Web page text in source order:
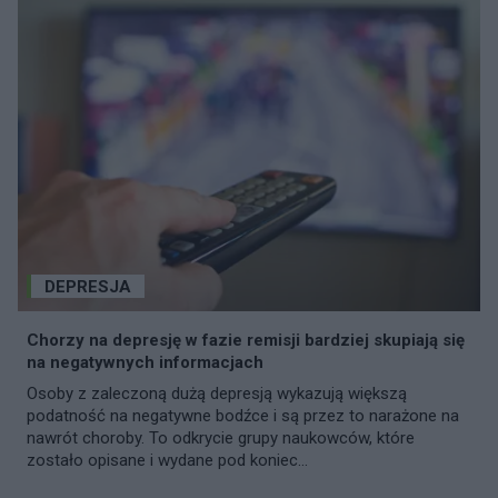
chorągiewką bez zasad. Ale post o tym
już skasował bo jakby to wyszło na jaw
tłumaczy się że miał inny powód. Ja mu
nie wierzę, bo ile razy na niektórych
obraża a mnie nazywa debilem i
upośledzonym. Mieliśmy się zwracać do
naszej rodziny i przyjaciół z prośbą o
pomoc ale ci nie chcą nam pomagać.
po prostu czujemy bezradni że nikt
że sami zachowują się toksycznie.. Ba!
jeszcze jednego innego mojego kolegę
fałszywie oskarżali o pedofilstwo co nie
było prawdą. To nie jest sprawiedliwe że
oni mogą nas bezprawnie
DEPRESJA
Chorzy na depresję w fazie remisji bardziej skupiają się
na negatywnych informacjach
Osoby z zaleczoną dużą depresją wykazują większą
podatność na negatywne bodźce i są przez to narażone na
nawrót choroby. To odkrycie grupy naukowców, które
zostało opisane i wydane pod koniec...